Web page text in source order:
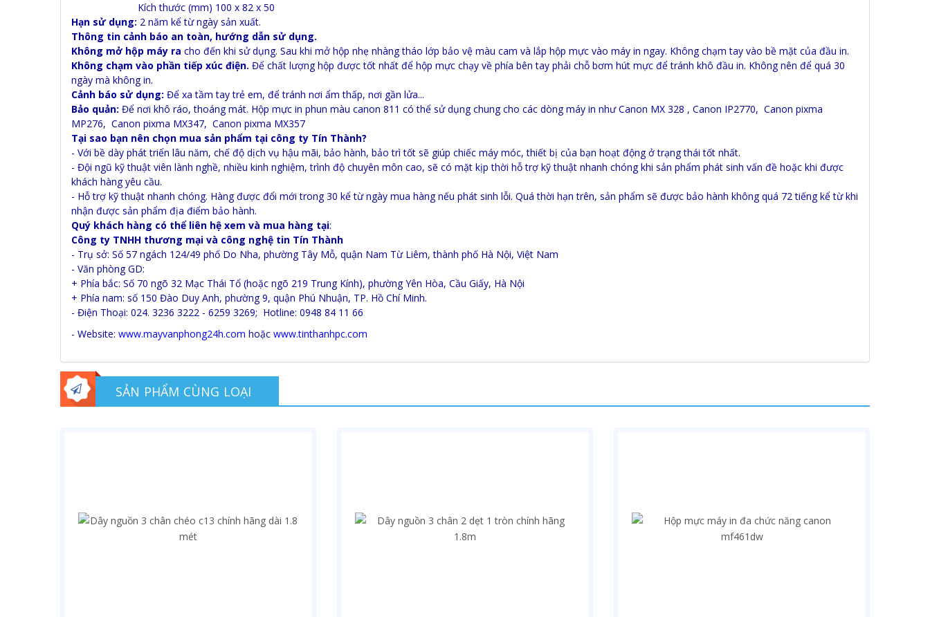
Kích thước (mm) 100 x 82 x 50
Hạn sử dụng: 2 năm kể từ ngày sản xuất.
Thông tin cảnh báo an toàn, hướng dẫn sử dụng.
Không mở hộp máy ra cho đến khi sử dụng. Sau khi mở hộp nhẹ nhàng tháo lớp bảo vệ màu cam và lắp hộp mực vào máy in ngay. Không chạm tay vào bề mặt của đầu in.
Không chạm vào phần tiếp xúc điện. Để chất lượng hộp được tốt nhất để hộp mực chạy về phía bên tay phải chỗ bơm hút mực để tránh khô đầu in. Không nên để quá 30
ngày mà không in.
Cảnh báo sử dụng: Để xa tầm tay trẻ em, để tránh nơi ẩm thấp, nơi gần lửa...
Bảo quản: Để nơi khô ráo, thoáng mát. Hộp mực in phun màu canon 811 có thể sử dụng chung cho các dòng máy in như Canon MX 328 , Canon IP2770, Canon pixma
MP276, Canon pixma MX347, Canon pixma MX357
Tại sao bạn nên chọn mua sản phẩm tại công ty Tín Thành?
- Với bề dày phát triển lâu năm, chế độ dịch vụ hậu mãi, bảo hành, bảo trì tốt sẽ giúp chiếc máy móc, thiết bị của bạn hoạt động ở trạng thái tốt nhất.
- Đội ngũ kỹ thuật viên lành nghề, nhiều kinh nghiệm, trình độ chuyên môn cao, sẽ có mặt kịp thời hỗ trợ kỹ thuật nhanh chóng khi sản phẩm phát sinh vấn đề hoặc khi được
khách hàng yêu cầu.
- Hỗ trợ kỹ thuật nhanh chóng. Hàng được đổi mới trong 30 kể từ ngày mua hàng nếu phát sinh lỗi. Quá thời hạn trên, sản phẩm sẽ được bảo hành không quá 72 tiếng kể từ khi
nhận được sản phẩm địa điểm bảo hành.
Quý khách hàng có thể liên hệ xem và mua hàng tại:
Công ty TNHH thương mại và công nghệ tin Tín Thành
- Trụ sở: Số 57 ngách 124/49 phố Do Nha, phường Tây Mỗ, quận Nam Từ Liêm, thành phố Hà Nội, Việt Nam
- Văn phòng GD:
+ Phía bắc: Số 70 ngõ 32 Mạc Thái Tổ (hoặc ngõ 219 Trung Kính), phường Yên Hòa, Cầu Giấy, Hà Nội
+ Phía nam: số 150 Đào Duy Anh, phường 9, quận Phú Nhuận, TP. Hồ Chí Minh.
- Điện Thoại: 024. 3236 3222 - 6259 3269; Hotline: 0948 84 11 66
- Website: www.mayvanphong24h.com hoặc www.tinthanhpc.com
SẢN PHẨM CÙNG LOẠI